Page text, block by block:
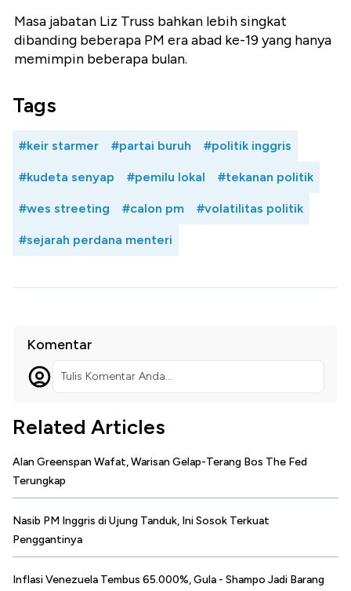
Masa jabatan Liz Truss bahkan lebih singkat
dibanding beberapa PM era abad ke-19 yang hanya
memimpin beberapa bulan.
Tags
#keir starmer #partai buruh #politik inggris
#kudeta senyap #pemilu lokal #tekanan politik
#wes streeting #calon pm #volatilitas politik
#sejarah perdana menteri
Komentar
Tulis Komentar Anda...
Related Articles
Alan Greenspan Wafat, Warisan Gelap-Terang Bos The Fed
Terungkap
Nasib PM Inggris di Ujung Tanduk, Ini Sosok Terkuat
Penggantinya
Inflasi Venezuela Tembus 65.000%, Gula - Shampo Jadi Barang